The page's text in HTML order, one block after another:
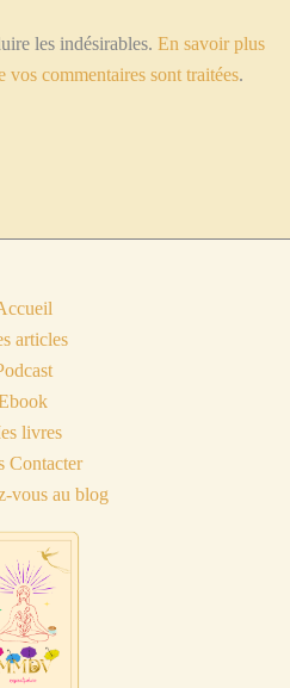
les indésirables. En savoir plus
vos commentaires sont traitées.
articles
livres
Contacter
vous au blog